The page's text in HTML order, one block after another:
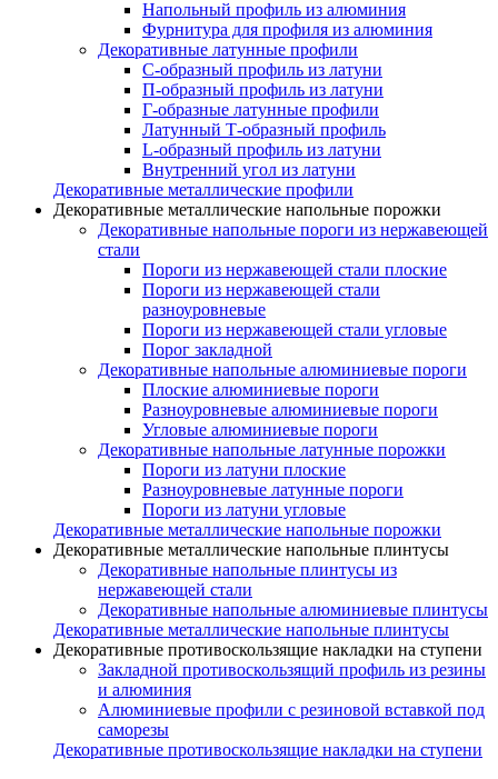
Напольный профиль из алюминия
Фурнитура для профиля из алюминия
Декоративные латунные профили
C-образный профиль из латуни
П-образный профиль из латуни
Г-образные латунные профили
Латунный Т-образный профиль
L-образный профиль из латуни
Внутренний угол из латуни
Декоративные металлические профили
Декоративные металлические напольные порожки
Декоративные напольные пороги из нержавеющей
стали
Пороги из нержавеющей стали плоские
Пороги из нержавеющей стали
разноуровневые
Пороги из нержавеющей стали угловые
Порог закладной
Декоративные напольные алюминиевые пороги
Плоские алюминиевые пороги
Разноуровневые алюминиевые пороги
Угловые алюминиевые пороги
Декоративные напольные латунные порожки
Пороги из латуни плоские
Разноуровневые латунные пороги
Пороги из латуни угловые
Декоративные металлические напольные порожки
Декоративные металлические напольные плинтусы
Декоративные напольные плинтусы из
нержавеющей стали
Декоративные напольные алюминиевые плинтусы
Декоративные металлические напольные плинтусы
Декоративные противоскользящие накладки на ступени
Закладной противоскользящий профиль из резины
и алюминия
Алюминиевые профили с резиновой вставкой под
саморезы
Декоративные противоскользящие накладки на ступени